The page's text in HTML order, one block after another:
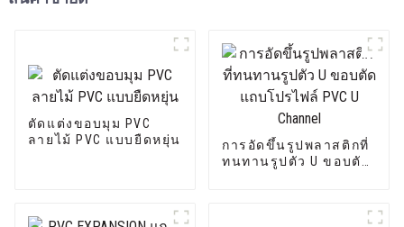
ตัดแต่งขอบมุม PVC
ลายไม้ PVC แบบยืดหยุ่น
การอัดขึ้นรูปพลาสติกที่
ทนทานรูปตัว U ขอบตัด